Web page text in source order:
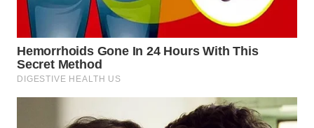
PADANG
LAWAS
WN